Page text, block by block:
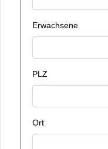
Erwachsene
PLZ
Ort